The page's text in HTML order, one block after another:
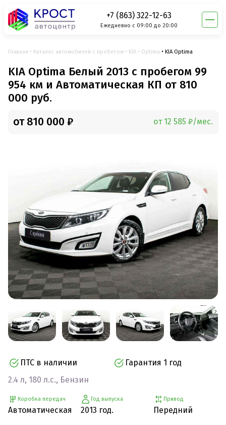
+7 (863) 322-12-63
Ежедневно с 09:00 до 20:00
Главная Каталог автомобилей с пробегом KIA Optima KIA Optima
KIA Optima Белый 2013 с пробегом 99
954 км и Автоматическая КП от 810
000 руб.
от 810 000 ₽ от 12 585 ₽/мес.
ПТС в наличии
Гарантия 1 год
2.4 л, 180 л.с., Бензин
Коробка передач
Автоматическая
Год выпуска
2013 год.
Привод
Передний